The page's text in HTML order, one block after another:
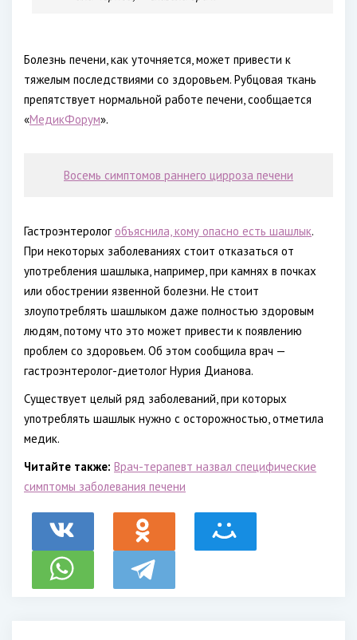
Болезнь печени, как уточняется, может привести к
тяжелым последствиями со здоровьем. Рубцовая ткань
препятствует нормальной работе печени, сообщается
«МедикФорум».
Восемь симптомов раннего цирроза печени
Гастроэнтерологобъяснила, кому опасно есть шашлык.
При некоторых заболеваниях стоит отказаться от
употребления шашлыка, например, при камнях в почках
или обострении язвенной болезни. Не стоит
злоупотреблять шашлыком даже полностью здоровым
людям, потому что это может привести к появлению
проблем со здоровьем. Об этом сообщила врач —
гастроэнтеролог-диетолог Нурия Дианова.
Существует целый ряд заболеваний, при которых
употреблять шашлык нужно с осторожностью, отметила
медик.
Читайте также: Врач-терапевт назвал специфические
симптомы заболевания печени